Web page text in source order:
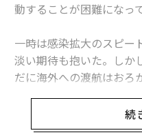
動することが困難になっ
一時は感染拡大のスピー
淡い期待も抱いた。しか
だに海外への渡航はおろ
ることが国より求められ
なくされている。そんな
を見直し、非航空事業を
続